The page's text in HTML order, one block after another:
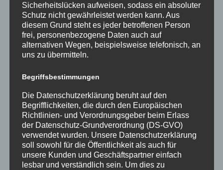
Stadtgymnasium aufnehmen und Ihnen einen
Aufnahmebescheid übergeben!
Falls Sie dabei Hilfe benötigen, wenden Sie sich bitte
anGOM[at]stadtgymnasium.com(Madeleine Gomes
– stellvertretende Erprobungsstufenkoordinatorin).
Wir freuen uns auf Sie und Ihr Kind!
Ihr Team des Stadtgymnasiums Dortmund
Sicherheitslücken aufweisen, sodass ein absoluter
Schutz nicht gewährleistet werden kann. Aus
diesem Grund steht es jeder betroffenen Person
frei, personenbezogene Daten auch auf
alternativen Wegen, beispielsweise telefonisch, an
uns zu übermitteln.
Begriffsbestimmungen
Die Datenschutzerklärung beruht auf den
Begrifflichkeiten, die durch den Europäischen
Richtlinien- und Verordnungsgeber beim Erlass
der Datenschutz-Grundverordnung (DS-GVO)
verwendet wurden. Unsere Datenschutzerklärung
soll sowohl für die Öffentlichkeit als auch für
unsere Kunden und Geschäftspartner einfach
lesbar und verständlich sein. Um dies zu